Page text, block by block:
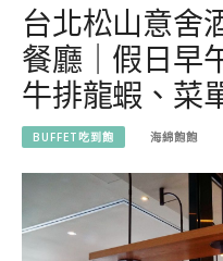
台北松山意舍
餐廳｜假日早
牛排龍蝦、菜
BUFFET吃到飽 海綿飽飽